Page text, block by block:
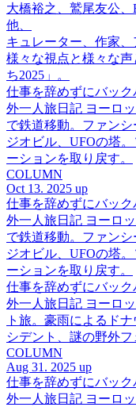
大橋裕之、鷲尾友公、
他、
キュレーター、作家
様々な視点と様々な
ち2025」。
仕事を辞めずにバッ
外一人旅日記 ヨーロ
で鉄道移動。ファン
ジオビル、UFOの塔
ーションを取り戻す。
COLUMN
Oct 13. 2025 up
仕事を辞めずにバッ
外一人旅日記 ヨーロ
で鉄道移動。ファン
ジオビル、UFOの塔
ーションを取り戻す。
仕事を辞めずにバッ
外一人旅日記 ヨーロ
ト旅。豪雨によるド
シデント、謎の野外フ
COLUMN
Aug 31. 2025 up
仕事を辞めずにバッ
外一人旅日記 ヨーロ